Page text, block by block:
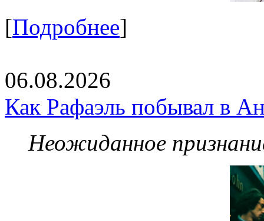
[Подробнее]
06.08.2026
Как Рафаэль побывал в
Неожиданное